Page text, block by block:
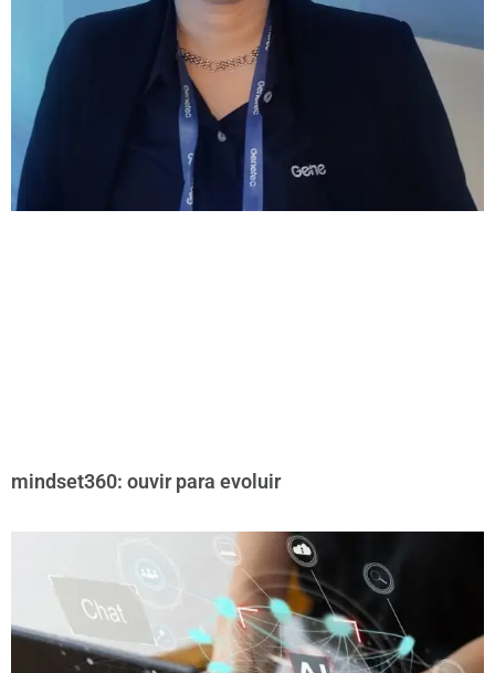
mindset360: ouvir para evoluir